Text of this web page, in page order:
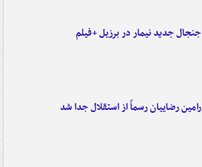
جنجال جدید نیمار در برزیل +فیلم
رامین رضاییان رسماً از استقلال جدا شد